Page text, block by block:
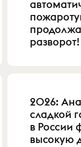
разворот!
2026:
сладкой
в России
высокую